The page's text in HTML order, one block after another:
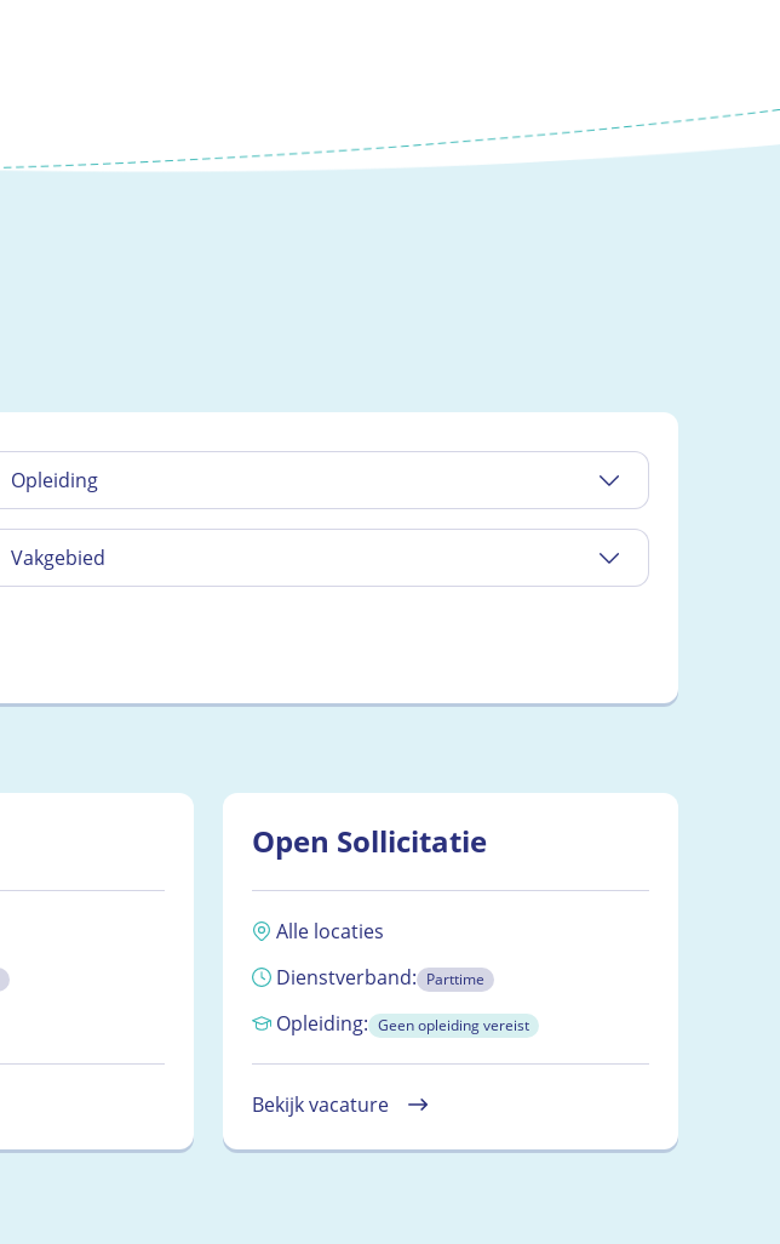
Opleiding
Vakgebied
Open Sollicitatie
Alle locaties
Dienstverband: Parttime
Opleiding: Geen opleiding vereist
Bekijk vacature